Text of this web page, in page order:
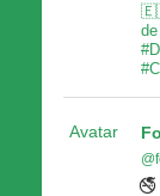
Avatar
🚭